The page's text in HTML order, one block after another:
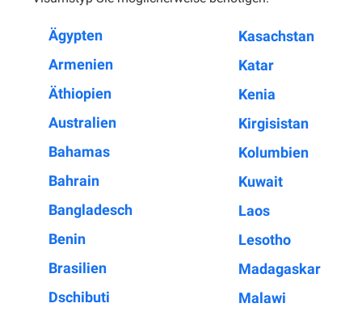
Ägypten
Armenien
Äthiopien
Australien
Bahamas
Bahrain
Bangladesch
Benin
Brasilien
Dschibuti
Kasachstan
Katar
Kenia
Kirgisistan
Kolumbien
Kuwait
Laos
Lesotho
Madagaskar
Malawi